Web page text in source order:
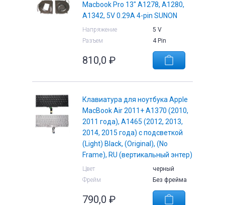
Macbook Pro 13" A1278, A1280,
A1342, 5V 0.29A 4-pin SUNON
Напряжение
5 V
Разъем
4 Pin
810,0 ₽
Клавиатура для ноутбука Apple
MacBook Air 2011+ A1370 (2010,
2011 года), A1465 (2012, 2013,
2014, 2015 года) с подсветкой
(Light) Black, (Original), (No
Frame), RU (вертикальный энтер)
Цвет
черный
Фрейм
Без фрейма
790,0 ₽